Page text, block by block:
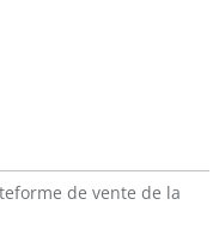
de vente de la